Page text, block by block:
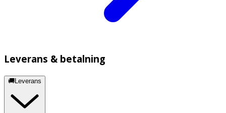
Leverans & betalning
🚚Leverans